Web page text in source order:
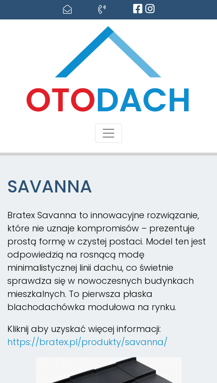
SAVANNA
Bratex Savanna to innowacyjne rozwiązanie,
które nie uznaje kompromisów – prezentuje
prostą formę w czystej postaci. Model ten jest
odpowiedzią na rosnącą modę
minimalistycznej linii dachu, co świetnie
sprawdza się w nowoczesnych budynkach
mieszkalnych. To pierwsza płaska
blachodachówka modułowa na rynku.
Kliknij aby uzyskać więcej informacji:
https://bratex.pl/produkty/savanna/